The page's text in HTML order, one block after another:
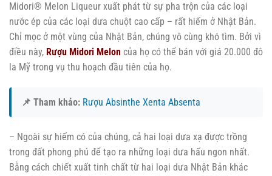
Midori® Melon Liqueur xuất phát từ sự pha trộn của các loại
nước ép của các loại dưa chuột cao cấp – rất hiếm ở Nhật Bản.
Chỉ mọc ở một vùng của Nhật Bản, chúng vô cùng khó tìm. Bởi vì
điều này, Rượu Midori Melon của họ có thể bán với giá 20.000 đô
la Mỹ trong vụ thu hoạch đầu tiên của họ.
📌 Tham khảo: Rượu Absinthe Xenta Absenta
– Ngoài sự hiếm có của chúng, cả hai loại dưa xạ được trồng
trong đất phong phú để tạo ra những loại dưa hấu ngon nhất.
Bằng cách chiết xuất tinh chất từ ​​hai loại dưa Nhật Bản khác